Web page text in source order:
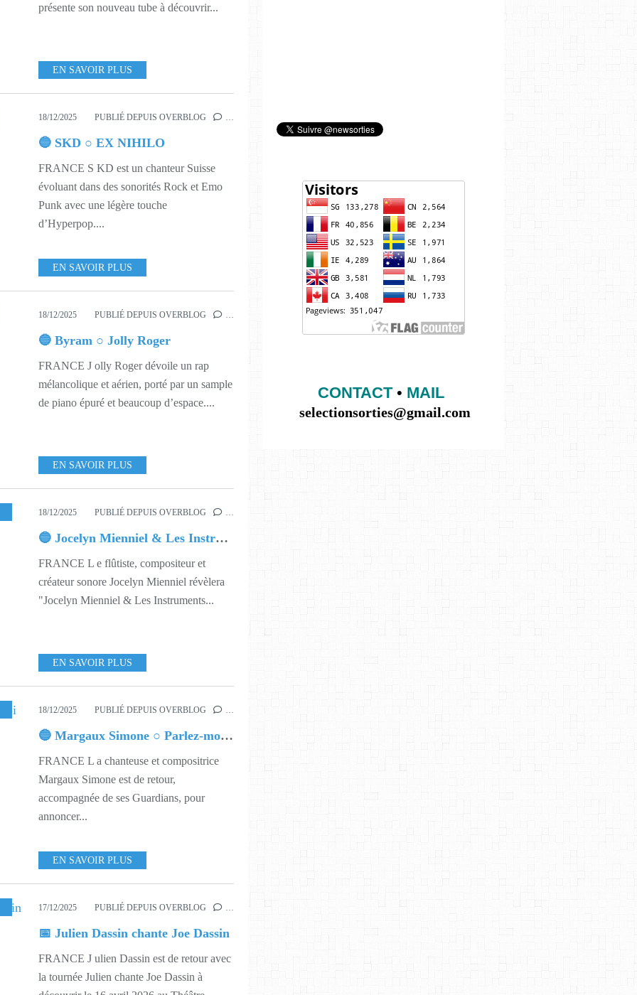
présente son nouveau tube à découvrir...
EN SAVOIR PLUS
18/12/2025 PUBLIÉ DEPUIS OVERBLOG …
🔵 SKD ○ EX NIHILO
FRANCE S KD est un chanteur Suisse
évoluant dans des sonorités Rock et Emo
Punk avec une légère touche
d’Hyperpop....
EN SAVOIR PLUS
18/12/2025 PUBLIÉ DEPUIS OVERBLOG …
🔵 Byram ○ Jolly Roger
FRANCE J olly Roger dévoile un rap
mélancolique et aérien, porté par un sample
de piano épuré et beaucoup d’espace....
EN SAVOIR PLUS
18/12/2025 PUBLIÉ DEPUIS OVERBLOG …
🔵 Jocelyn Mienniel & Les Instruments Migrateurs
FRANCE L e flûtiste, compositeur et
créateur sonore Jocelyn Mienniel révèlera
"Jocelyn Mienniel & Les Instruments...
EN SAVOIR PLUS
551
18/12/2025 PUBLIÉ DEPUIS OVERBLOG …
🔵 Margaux Simone ○ Parlez-moi de vous
FRANCE L a chanteuse et compositrice
Margaux Simone est de retour,
accompagnée de ses Guardians, pour
annoncer...
EN SAVOIR PLUS
MUSIQUE,551,616
17/12/2025 PUBLIÉ DEPUIS OVERBLOG …
📅 Julien Dassin chante Joe Dassin
FRANCE J ulien Dassin est de retour avec
la tournée Julien chante Joe Dassin à
CONTACT• MAIL
selectionsorties@gmail.com